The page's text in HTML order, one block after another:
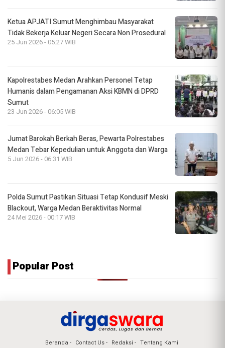
Ketua APJATI Sumut Menghimbau Masyarakat
Tidak Bekerja Keluar Negeri Secara Non Prosedural
25 Jun 2026 - 05:27 WIB
Kapolrestabes Medan Arahkan Personel Tetap
Humanis dalam Pengamanan Aksi KBMN di DPRD
Sumut
23 Jun 2026 - 06:05 WIB
Jumat Barokah Berkah Beras, Pewarta Polrestabes
Medan Tebar Kepedulian untuk Anggota dan Warga
5 Jun 2026 - 06:31 WIB
Polda Sumut Pastikan Situasi Tetap Kondusif Meski
Blackout, Warga Medan Beraktivitas Normal
24 Mei 2026 - 00:17 WIB
Popular Post
Beranda Contact Us Redaksi Tentang Kami